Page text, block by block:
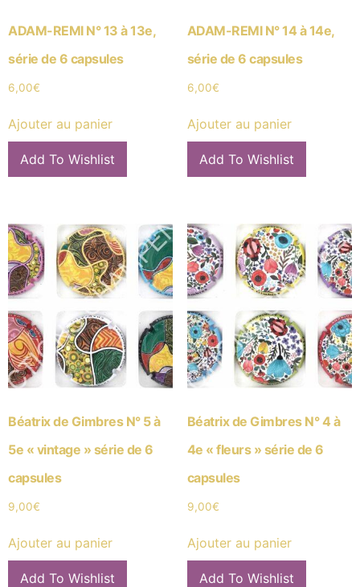
ADAM-REMI N° 13 à 13e,
série de 6 capsules
6,00€
Ajouter au panier
Add To Wishlist
ADAM-REMI N° 14 à 14e,
série de 6 capsules
6,00€
Ajouter au panier
Add To Wishlist
Béatrix de Gimbres N° 5 à
5e « vintage » série de 6
capsules
9,00€
Ajouter au panier
Add To Wishlist
Béatrix de Gimbres N° 4 à
4e « fleurs » série de 6
capsules
9,00€
Ajouter au panier
Add To Wishlist